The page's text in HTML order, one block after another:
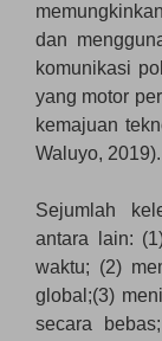
dan
komunikasi
yang motor
kemajuan
Waluyo, 2019).
Sejumlah
antara lain:
waktu; (2)
global;(3)
secara